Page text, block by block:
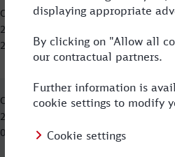
Ostbahnhof, Ratingen
20.08.26
23:11
Ostbahnhof, Ratingen
21.08.26
00:11